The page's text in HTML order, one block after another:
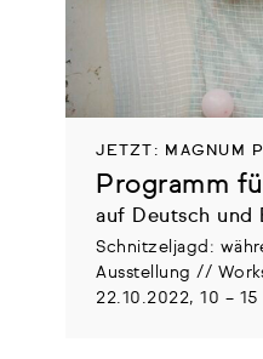
JETZT: MAGNUM
Programm
auf Deutsch und
Schnitzeljagd:
Ausstellung //
22.10.2022, 10 – 15